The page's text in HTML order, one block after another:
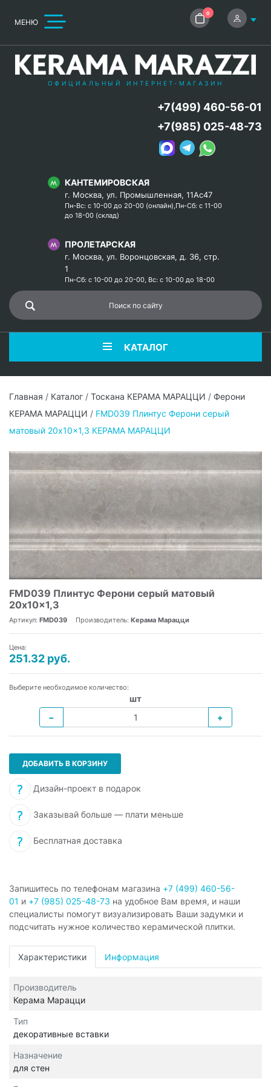
МЕНЮ
0
ОФИЦИАЛЬНЫЙ ИНТЕРНЕТ-МАГАЗИН
КАНТЕМИРОВСКАЯ
г. Москва, ул. Промышленная, 11Ас47
Пн-Вс: с 10-00 до 20-00 (онлайн),Пн-Сб: с 11-00
до 18-00 (склад)
ПРОЛЕТАРСКАЯ
г. Москва, ул. Воронцовская, д. 36, стр.
1
Пн-Сб: с 10-00 до 20-00, Вс: с 10-00 до 18-00
+7(499) 460-56-01
+7(985) 025-48-73
КАТАЛОГ
Главная / Каталог / Тоскана КЕРАМА МАРАЦЦИ / Ферони
КЕРАМА МАРАЦЦИ / FMD039 Плинтус Ферони серый
матовый 20x10x1,3 КЕРАМА МАРАЦЦИ
FMD039 Плинтус Ферони серый матовый
20x10x1,3
Артикул: FMD039 Производитель: Керама Марацци
Цена:
251.32 руб.
Выберите необходимое количество:
шт
−
+
ДОБАВИТЬ В КОРЗИНУ
Дизайн-проект в подарок
Заказывай больше — плати меньше
Бесплатная доставка
Запишитесь по телефонам магазина +7 (499) 460-56-
01 и +7 (985) 025-48-73 на удобное Вам время, и наши
специалисты помогут визуализировать Ваши задумки и
подсчитать нужное количество керамической плитки.
Характеристики Информация
Производитель
Керама Марацци
Тип
декоративные вставки
Назначение
для стен